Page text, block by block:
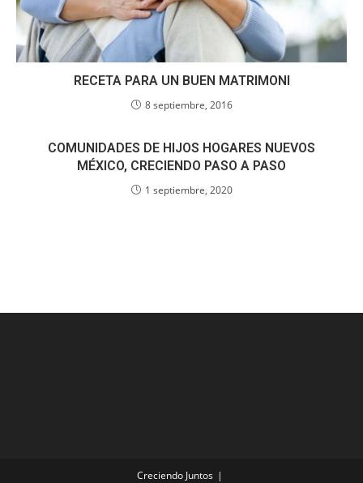
RECETA PARA UN BUEN MATRIMONI
8 septiembre, 2016
COMUNIDADES DE HIJOS HOGARES NUEVOS
MÉXICO, CRECIENDO PASO A PASO
1 septiembre, 2020
Creciendo Juntos